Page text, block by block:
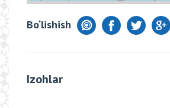
Bo‘lishish
Izohlar